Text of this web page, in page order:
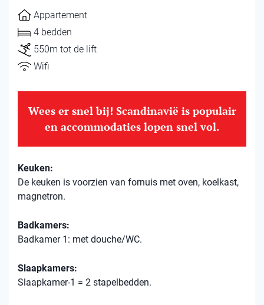
Appartement
4 bedden
550m tot de lift
Wifi
Wees er snel bij! Scandinavië is populair
en accommodaties lopen snel vol.
Keuken:
De keuken is voorzien van fornuis met oven, koelkast,
magnetron.
Badkamers:
Badkamer 1: met douche/WC.
Slaapkamers:
Slaapkamer-1 = 2 stapelbedden.